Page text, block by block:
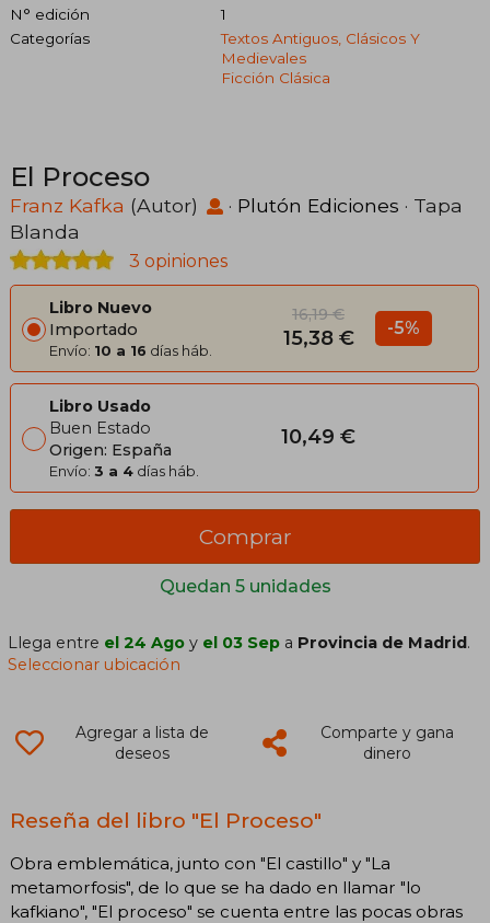
N° edición
1
Categorías
Textos Antiguos, Clásicos Y
Medievales
Ficción Clásica
El Proceso
Franz Kafka (Autor) · Plutón Ediciones · Tapa
Blanda
3 opiniones
Libro Nuevo
Importado
Envío: 10 a 16 días háb.
16,19 €
15,38 € -5%
Libro Usado
Buen Estado
Origen: España
Envío: 3 a 4 días háb.
10,49 €
Quedan 5 unidades
Comprar
Llega entre el 24 Ago y el 03 Sep a Provincia de Madrid.
Seleccionar ubicación
Agregar a lista de
deseos
Comparte y gana
dinero
Reseña del libro "El Proceso"
Obra emblemática, junto con "El castillo" y "La
metamorfosis", de lo que se ha dado en llamar "lo
kafkiano", "El proceso" se cuenta entre las pocas obras